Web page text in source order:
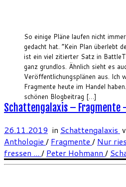
So einige Pläne laufen nicht
gedacht hat. “Kein Plan überlebt
ist ein viel zitierter Satz in
ganz grundlos. Ähnlich sieht es
Veröffentlichungsplänen aus. Ich
Fragmente heute im Handel
schönen Blogbeitrag […]
Schattengalaxis – Fragmente
26.11.2019 in Schattengalaxis
Anthologie / Fragmente / Nur
fressen ... / Peter Hohmann /